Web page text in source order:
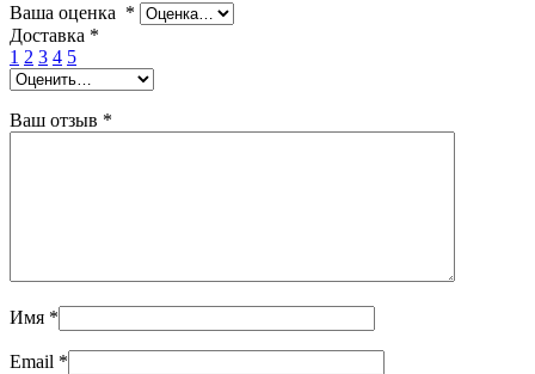
Ваша оценка *
Доставка *
1 2 3 4 5
Ваш отзыв *
Имя *
Email *